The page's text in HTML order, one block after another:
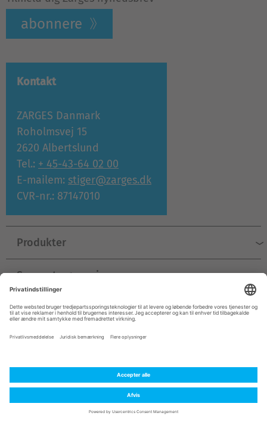
abonnere
Kontakt
ZARGES Danmark
Roholmsvej 15
2620 Albertslund
Tel.: + 45-43-64 02 00
E-mailem: stiger@zarges.dk
CVR-nr.: 87147010
Produkter
Support og service
Virksomhed
Almindelige forretningsbetingelser Kontakt